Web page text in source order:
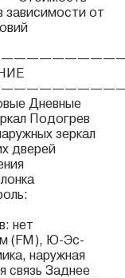
зависимости от
Дневные
Подогрев
зеркал
дверей
нет
(FM), Ю-Эс-
наружная
связь Заднее